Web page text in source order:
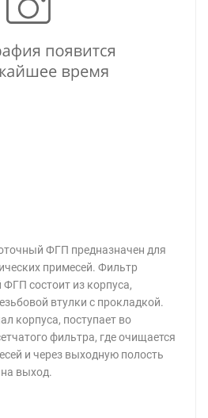
ФГП предназначен для
примесей. Фильтр
состоит из корпуса,
втулки с прокладкой.
корпуса, поступает во
фильтра, где очищается
и через выходную полость
выход.